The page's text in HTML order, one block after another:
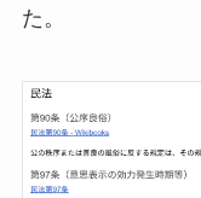
た。